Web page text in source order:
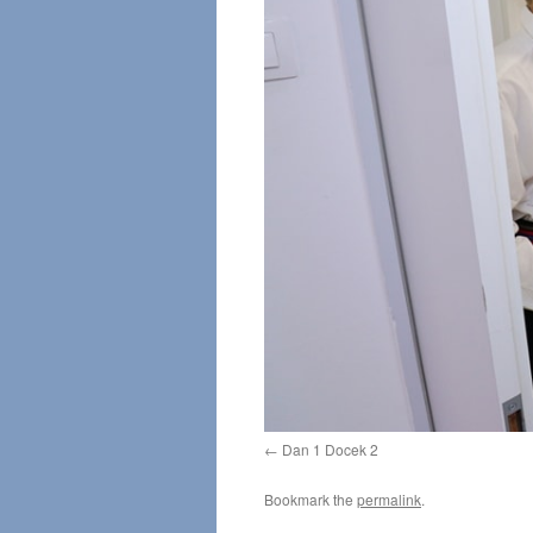
Dan 1 Docek 2
Bookmark the permalink.